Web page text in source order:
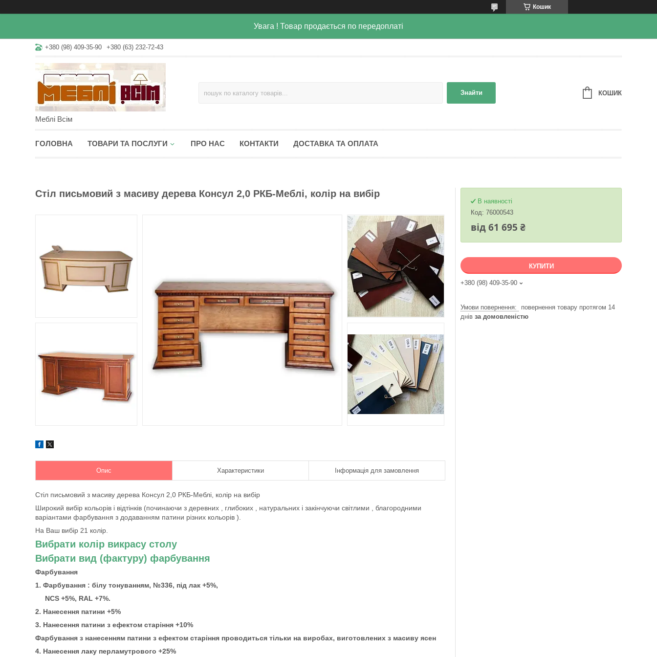
Кошик
Увага ! Товар продається по передоплаті
+380 (98) 409-35-90 +380 (63) 232-72-43
Меблі Всім
Знайти КОШИК
ГОЛОВНА ТОВАРИ ТА ПОСЛУГИ ПРО НАС КОНТАКТИ ДОСТАВКА ТА ОПЛАТА
Стіл письмовий з масиву дерева Консул 2,0 РКБ-Меблі, колір на вибір
Опис Характеристики Інформація для замовлення
Стіл письмовий з масиву дерева Консул 2,0 РКБ-Меблі, колір на вибір
Широкий вибір кольорів і відтінків (починаючи з деревних , глибоких , натуральних і закінчуючи світлими , благородними
варіантами фарбування з додаванням патини різних кольорів ).
На Ваш вибір 21 колір.
Вибрати колір викрасу столу
Вибрати вид (фактуру) фарбування
Фарбування
1. Фарбування : білу тонуванням, №336, під лак +5%,
NCS +5%, RAL +7%.
2. Нанесення патини +5%
3. Нанесення патини з ефектом старіння +10%
Фарбування з нанесенням патини з ефектом старіння проводиться тільки на виробах, виготовлених з масиву ясен
4. Нанесення лаку перламутрового +25%
В наявності
Код: 76000543
від61 695 ₴
КУПИТИ
+380 (98) 409-35-90
повернення товару протягом 14
днів за домовленістю